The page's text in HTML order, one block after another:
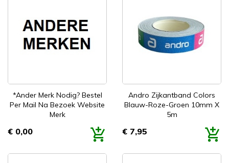
*Ander Merk Nodig? Bestel
Per Mail Na Bezoek Website
Merk
Prijs
€ 0,00
Andro Zijkantband Colors
Blauw-Roze-Groen 10mm X
5m
Prijs
€ 7,95